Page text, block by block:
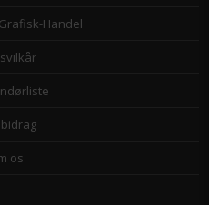
Handel
os